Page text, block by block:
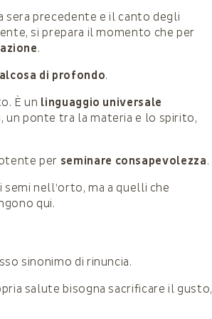
precedente e il canto degli
si prepara il momento che per
.
di profondo.
È un linguaggio universale
ponte tra la materia e lo spirito,
per seminare consapevolezza.
nell’orto, ma a quelli che
qui.
sinonimo di rinuncia.
salute bisogna sacrificare il gusto,